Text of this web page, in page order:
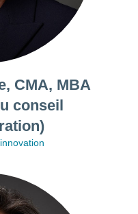
CMA, MBA
conseil